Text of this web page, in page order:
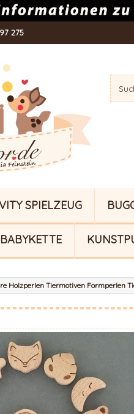
275
SPIELZEUG
BABYKETTE
Holzperlen Tiermotiven Formperlen